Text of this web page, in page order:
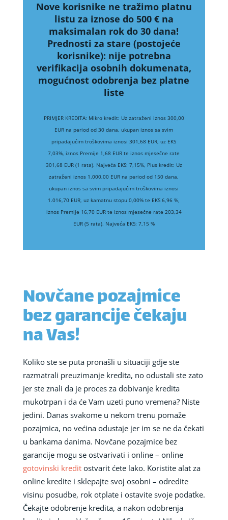
Nove korisnike ne tražimo platnu
listu za iznose do 500 € na
maksimalan rok do 30 dana!
Prednosti za stare (postojeće
korisnike): nije potrebna
verifikacija osobnih dokumenata,
mogućnost odobrenja bez platne
liste
PRIMJER KREDITA: Mikro kredit: Uz zatraženi iznos 300,00
EUR na period od 30 dana, ukupan iznos sa svim
pripadajućim troškovima iznosi 301,68 EUR, uz EKS
7,03%, iznos Premije 1,68 EUR te iznos mjesečne rate
301,68 EUR (1 rata). Najveća EKS: 7,15%, Plus kredit: Uz
zatraženi iznos 1.000,00 EUR na period od 150 dana,
ukupan iznos sa svim pripadajućim troškovima iznosi
1.016,70 EUR, uz kamatnu stopu 0,00% te EKS 6,96 %,
iznos Premije 16,70 EUR te iznos mjesečne rate 203,34
EUR (5 rata). Najveća EKS: 7,15 %
Novčane pozajmice
bez garancije čekaju
na Vas!
Koliko ste se puta pronašli u situaciji gdje ste
razmatrali preuzimanje kredita, no odustali ste zato
jer ste znali da je proces za dobivanje kredita
mukotrpan i da će Vam uzeti puno vremena? Niste
jedini. Danas svakome u nekom trenu pomaže
pozajmica, no većina odustaje jer im se ne da čekati
u bankama danima. Novčane pozajmice bez
garancije mogu se ostvarivati i online – online
gotovinski kreditostvarit ćete lako. Koristite alat za
online kredite i sklepajte svoj osobni – odredite
visinu posudbe, rok otplate i ostavite svoje podatke.
Čekajte odobrenje kredita, a nakon odobrenja